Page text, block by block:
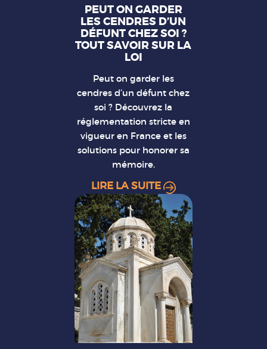
PEUT ON GARDER
LES CENDRES D’UN
DÉFUNT CHEZ SOI ?
TOUT SAVOIR SUR LA
LOI
Peut on garder les
cendres d’un défunt chez
soi ? Découvrez la
réglementation stricte en
vigueur en France et les
solutions pour honorer sa
mémoire.
LIRE LA SUITE